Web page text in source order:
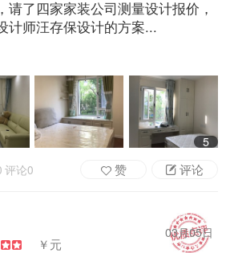
请了四家家装公司测量设计报价，
计师汪存保设计的方案...
5
评论0 评论
赞
￥元
03月05日